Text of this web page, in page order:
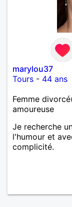
marylou37
Tours - 44 ans
Femme
amoureuse
Je recherche
l'humour et
complicité.